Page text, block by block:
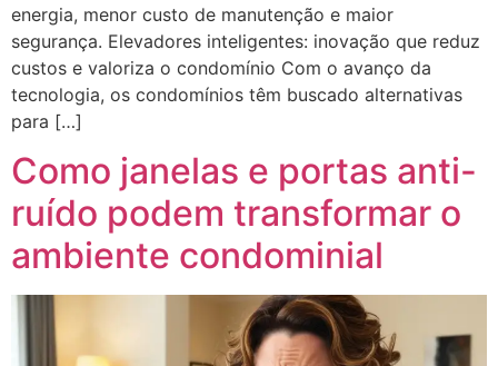
energia, menor custo de manutenção e maior
segurança. Elevadores inteligentes: inovação que reduz
custos e valoriza o condomínio Com o avanço da
tecnologia, os condomínios têm buscado alternativas
para […]
Como janelas e portas anti-
ruído podem transformar o
ambiente condominial